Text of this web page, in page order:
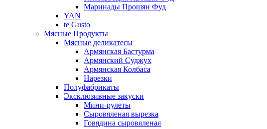
Маринады Прошян Фуд
YAN
te Gusto
Мясные Продукты
Мясные деликатесы
Армянская Бастурма
Армянский Суджух
Армянская Колбаса
Нарезки
Полуфабрикаты
Эксклюзивные закуски
Мини-рулеты
Сыровяленая вырезка
Говядина сыровяленая